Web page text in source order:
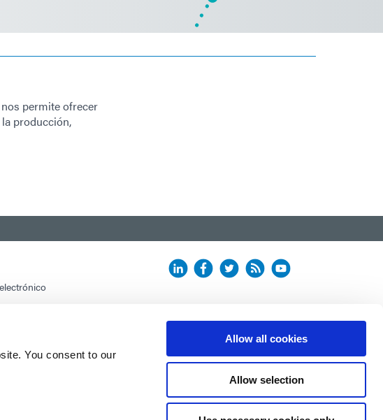
You consent to our
Allow all cookies
Allow selection
permite ofrecer
producción,